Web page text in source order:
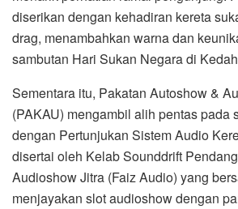
diserikan dengan kehadiran kereta
drag, menambahkan warna dan
sambutan Hari Sukan Negara di
Sementara itu, Pakatan Autoshow &
(PAKAU) mengambil alih pentas pada
dengan Pertunjukan Sistem Audio
disertai oleh Kelab Sounddrift
Audioshow Jitra (Faiz Audio) yang
menjayakan slot audioshow dengan